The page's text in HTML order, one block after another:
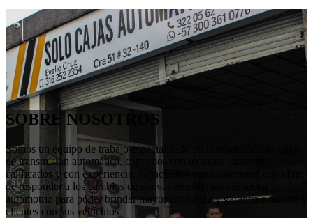
SOBRE NOSOTROS
Somos un equipo de trabajo especializado en la reparación de cajas
de transmisión automática, contamos con técnicos altamente
calificados y con experiencia, capacitados constantemente con el fin
de responder a los cambios de nuevas tecnologías del sector
automotriz para poder brindar mayor confianza y garantía a nuestros
clientes con sus vehículos